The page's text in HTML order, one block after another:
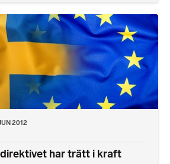
2012
har trätt i kraft